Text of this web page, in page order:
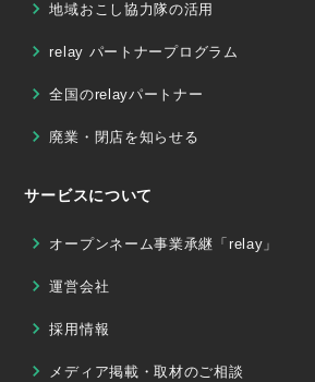
地域おこし協力隊の活用
relay パートナープログラム
全国のrelayパートナー
廃業・閉店を知らせる
サービスについて
オープンネーム事業承継「relay」
運営会社
採用情報
メディア掲載・取材のご相談